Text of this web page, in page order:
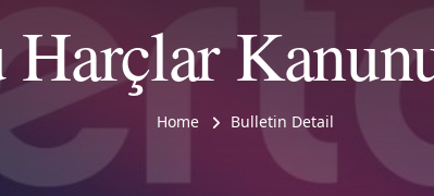
Home Bulletin Detail